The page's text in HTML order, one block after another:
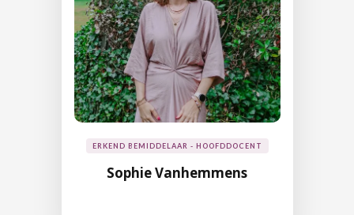
ERKEND BEMIDDELAAR - HOOFDDOCENT
Sophie Vanhemmens